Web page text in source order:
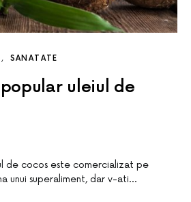
SANATATE
uleiul de
de cocos este comercializat pe
unui superaliment, dar v-ati…